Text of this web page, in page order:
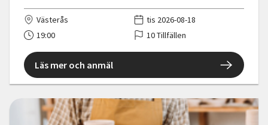
Västerås
tis 2026-08-18
19:00
10 Tillfällen
Läs mer och anmäl